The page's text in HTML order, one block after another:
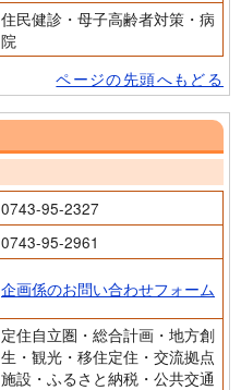
住民健診・母子高齢者対策・病
院
ページの先頭へもどる
0743-95-2327
0743-95-2961
企画係のお問い合わせフォーム
定住自立圏・総合計画・地方創
生・観光・移住定住・交流拠点
施設・ふるさと納税・公共交通